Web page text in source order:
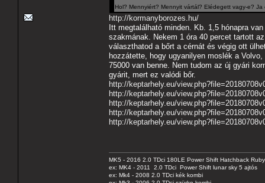
Hol? Mennyiért? Mennyit vártál? Elédegett vagy-e?
http://kormanyborozes.hu/
Itt megtalálható minden. Kb. 1,5 hónapra
szakmának. Nekem 1 óra 40 percet tartott
választhatod a bőrt a cérnát és végig ott
hozzátette, hogy ugyanilyen moslék a
75000 van benne. Nem tudom az új gyári
gyárit, mert ez valódi bőr.
http://keptarhely.eu/
http://keptarhely.eu/
http://keptarhely.eu/
http://keptarhely.eu/
http://keptarhely.eu/
MK5 - 2016 2.0 TDci 180LE Power Shift Hatchback
ex: MK4 - 2011 2.0 TDci Power Shift lunar sky 5 ajtós
ex: Mk4 - 2008 2.0 TDci kék kombi